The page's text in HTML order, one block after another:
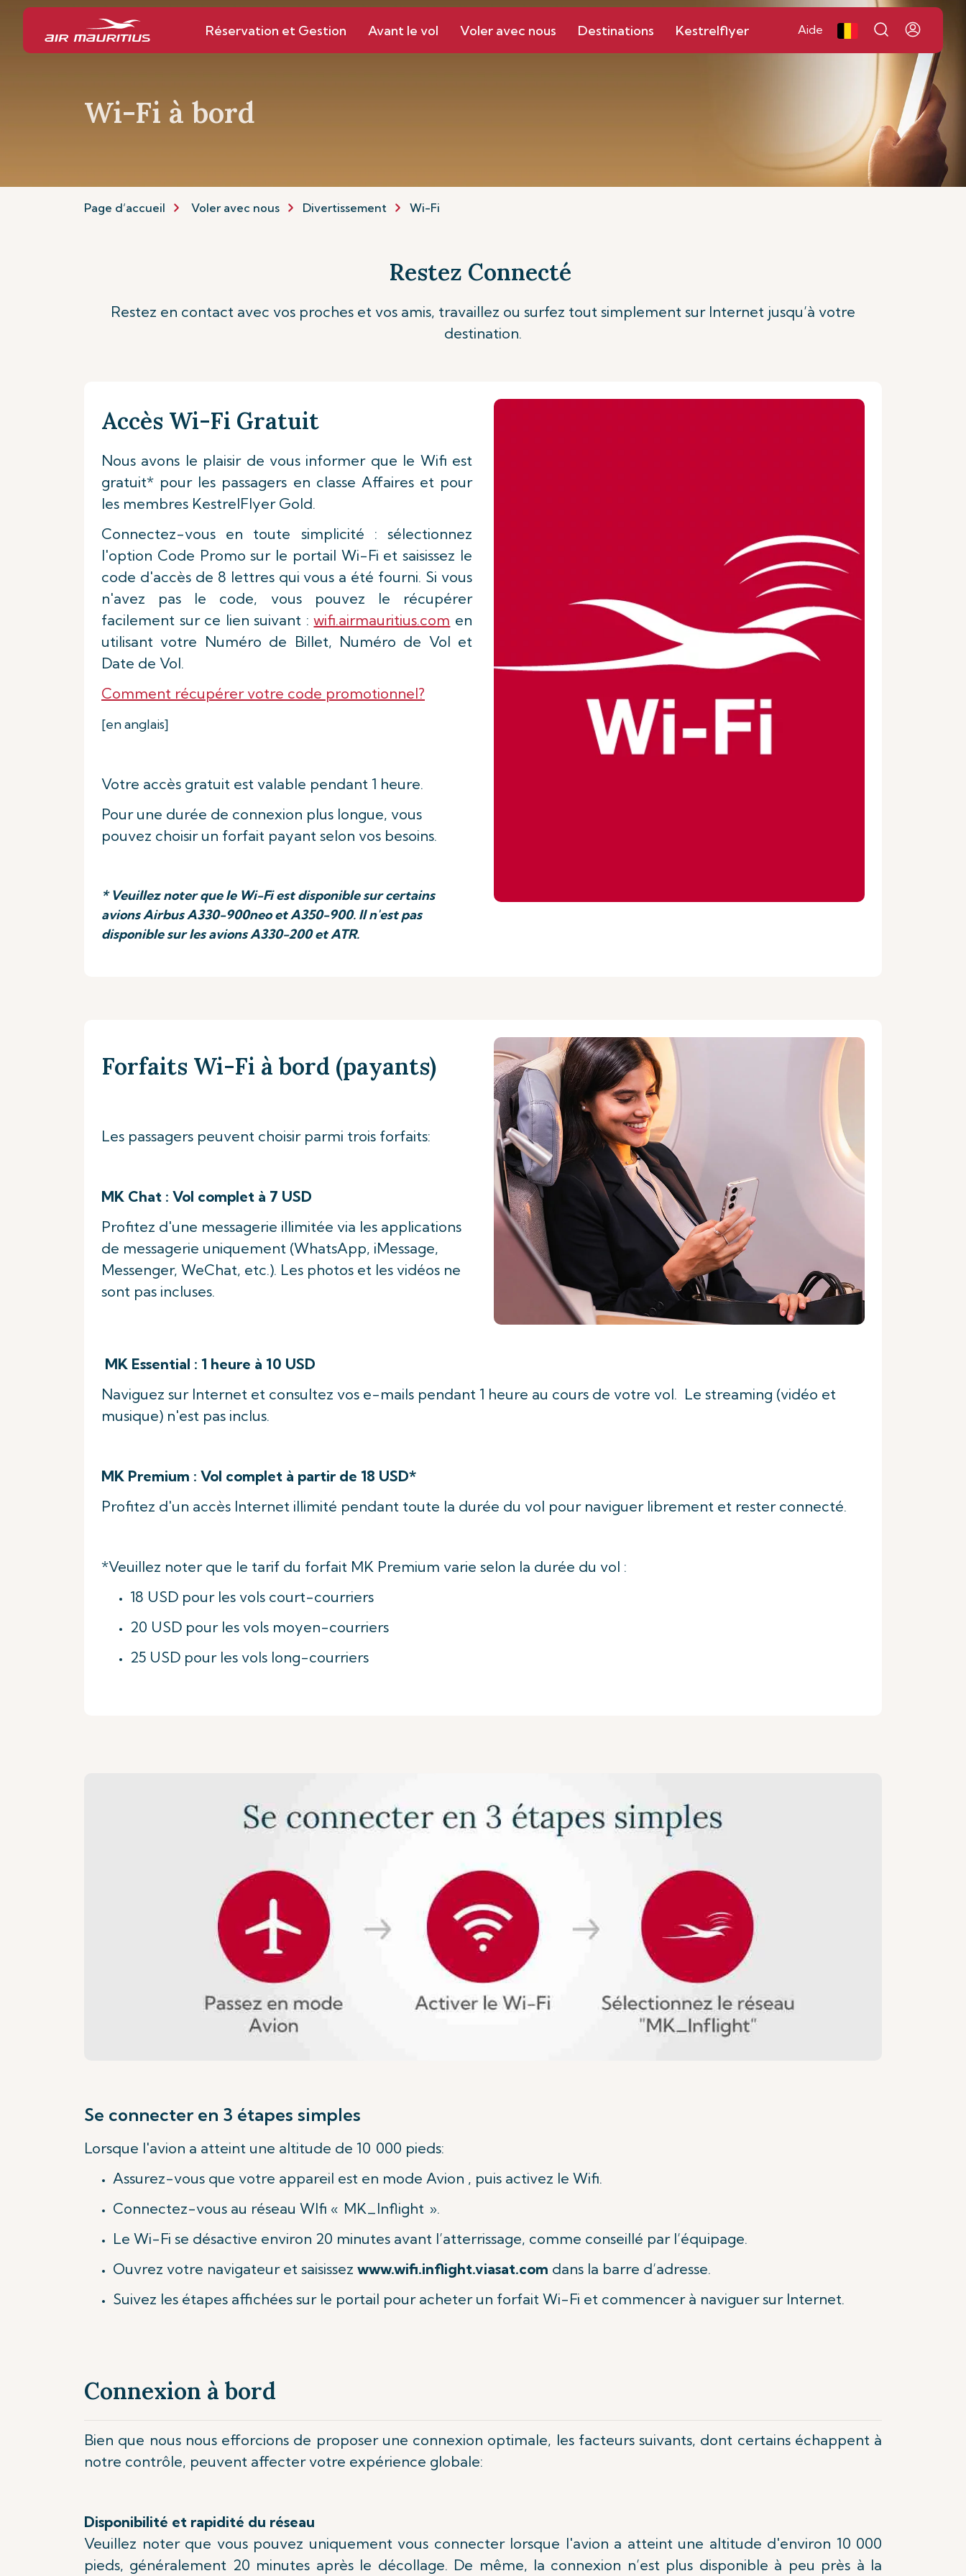
Réservation et Gestion Avant le vol Voler avec nous Destinations Kestrelflyer Aide
Wi-Fi à bord
Page d’accueil Voler avec nous Divertissement Wi-Fi
Restez Connecté
Restez en contact avec vos proches et vos amis, travaillez ou surfez tout simplement sur Internet jusqu’à votre
destination.
Accès Wi-Fi Gratuit
Nous avons le plaisir de vous informer que le Wifi est
gratuit* pour les passagers en classe Affaires et pour
les membres KestrelFlyer Gold.
Connectez-vous en toute simplicité : sélectionnez
l'option Code Promo sur le portail Wi-Fi et saisissez le
code d'accès de 8 lettres qui vous a été fourni. Si vous
n'avez pas le code, vous pouvez le récupérer
facilement sur ce lien suivant :wifi.airmauritius.com en
utilisant votre Numéro de Billet, Numéro de Vol et
Date de Vol.
Comment récupérer votre code promotionnel?
[en anglais]
Votre accès gratuit est valable pendant 1 heure.
Pour une durée de connexion plus longue, vous
pouvez choisir un forfait payant selon vos besoins.
* Veuillez noter que le Wi-Fi est disponible sur certains
avions Airbus A330-900neo et A350-900. Il n'est pas
disponible sur les avions A330-200 et ATR.
Forfaits Wi-Fi à bord (payants)
Les passagers peuvent choisir parmi trois forfaits:
MK Chat : Vol complet à 7 USD
Profitez d'une messagerie illimitée via les applications
de messagerie uniquement (WhatsApp, iMessage,
Messenger, WeChat, etc.). Les photos et les vidéos ne
sont pas incluses.
MK Essential : 1 heure à 10 USD
Naviguez sur Internet et consultez vos e-mails pendant 1 heure au cours de votre vol. Le streaming (vidéo et
musique) n'est pas inclus.
MK Premium : Vol complet à partir de 18 USD*
Profitez d'un accès Internet illimité pendant toute la durée du vol pour naviguer librement et rester connecté.
*Veuillez noter que le tarif du forfait MK Premium varie selon la durée du vol :
18 USD pour les vols court-courriers
20 USD pour les vols moyen-courriers
25 USD pour les vols long-courriers
Se connecter en 3 étapes simples
Lorsque l'avion a atteint une altitude de 10 000 pieds:
Assurez-vous que votre appareil est en mode Avion , puis activez le Wifi.
Connectez-vous au réseau WIfi « MK_Inflight ».
Le Wi-Fi se désactive environ 20 minutes avant l’atterrissage, comme conseillé par l’équipage.
Ouvrez votre navigateur et saisissez www.wifi.inflight.viasat.com dans la barre d’adresse.
Suivez les étapes affichées sur le portail pour acheter un forfait Wi-Fi et commencer à naviguer sur Internet.
Connexion à bord
Bien que nous nous efforcions de proposer une connexion optimale, les facteurs suivants, dont certains échappent à
notre contrôle, peuvent affecter votre expérience globale:
Disponibilité et rapidité du réseau
Veuillez noter que vous pouvez uniquement vous connecter lorsque l'avion a atteint une altitude d'environ 10 000
pieds, généralement 20 minutes après le décollage. De même, la connexion n’est plus disponible à peu près à la